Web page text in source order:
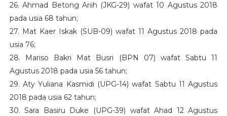
26. Ahmad Betong Ariih (JKG-29) wafat 10 Agustus 2018
pada usia 68 tahun;
27. Mat Kaer Iskak (SUB-09) wafat 11 Agustus 2018 pada
usia 76;
28. Mariso Bakri Mat Busri (BPN 07) wafat Sabtu 11
Agustus 2018 pada usia 56 tahun;
29. Aty Yuliana Kasmidi (UPG-14) wafat Sabtu 11 Agustus
2018 pada usia 62 tahun;
30. Sara Basiru Duke (UPG-39) wafat Ahad 12 Agustus